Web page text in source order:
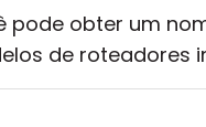
pode obter um
de roteadores